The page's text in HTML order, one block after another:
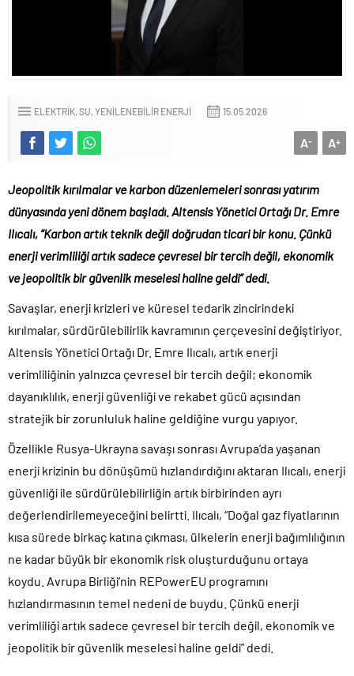
ELEKTRIK, SU, YENILENEBILIR ENERJI 15.05.2026
A+
A-
Jeopolitik kırılmalar ve karbon düzenlemeleri sonrası yatırım
dünyasında yeni dönem başladı. Altensis Yönetici Ortağı Dr. Emre
Ilıcalı, “Karbon artık teknik değil doğrudan ticari bir konu. Çünkü
enerji verimliliği artık sadece çevresel bir tercih değil, ekonomik
ve jeopolitik bir güvenlik meselesi haline geldi” dedi.
Savaşlar, enerji krizleri ve küresel tedarik zincirindeki
kırılmalar, sürdürülebilirlik kavramının çerçevesini değiştiriyor.
Altensis Yönetici Ortağı Dr. Emre Ilıcalı, artık enerji
verimliliğinin yalnızca çevresel bir tercih değil; ekonomik
dayanıklılık, enerji güvenliği ve rekabet gücü açısından
stratejik bir zorunluluk haline geldiğine vurgu yapıyor.
Özellikle Rusya-Ukrayna savaşı sonrası Avrupa’da yaşanan
enerji krizinin bu dönüşümü hızlandırdığını aktaran Ilıcalı, enerji
güvenliği ile sürdürülebilirliğin artık birbirinden ayrı
değerlendirilemeyeceğini belirtti. Ilıcalı, “Doğal gaz fiyatlarının
kısa sürede birkaç katına çıkması, ülkelerin enerji bağımlılığının
ne kadar büyük bir ekonomik risk oluşturduğunu ortaya
koydu. Avrupa Birliği’nin REPowerEU programını
hızlandırmasının temel nedeni de buydu. Çünkü enerji
verimliliği artık sadece çevresel bir tercih değil, ekonomik ve
jeopolitik bir güvenlik meselesi haline geldi” dedi.